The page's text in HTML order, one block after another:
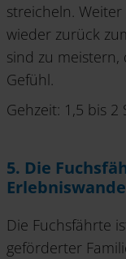
streicheln.
wieder zurück
sind zu meistern,
Gefühl.
Gehzeit: 1,5 bis 2
5. Die
Die Fuchsfährte
geförderter